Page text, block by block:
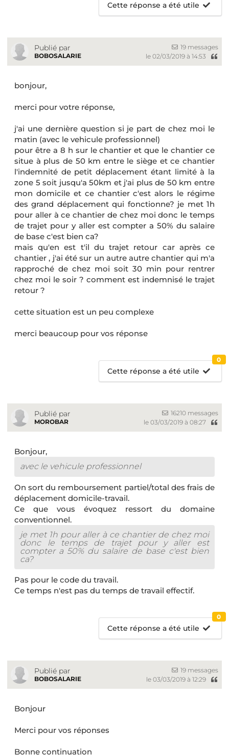
Cette réponse a été utile
Publié par
BOBOSALARIE
19 messages
le 02/03/2019 à 14:53
bonjour,
merci pour votre réponse,
j'ai une dernière question si je part de chez moi le
matin (avec le vehicule professionnel)
pour être a 8 h sur le chantier et que le chantier ce
situe à plus de 50 km entre le siège et ce chantier
l'indemnité de petit déplacement étant limité à la
zone 5 soit jusqu'a 50km et j'ai plus de 50 km entre
mon domicile et ce chantier c'est alors le régime
des grand déplacement qui fonctionne? je met 1h
pour aller à ce chantier de chez moi donc le temps
de trajet pour y aller est compter a 50% du salaire
de base c'est bien ca?
mais qu'en est t'il du trajet retour car après ce
chantier , j'ai été sur un autre autre chantier qui m'a
rapproché de chez moi soit 30 min pour rentrer
chez moi le soir ? comment est indemnisé le trajet
retour ?
cette situation est un peu complexe
merci beaucoup pour vos réponse
Cette réponse a été utile
0
Publié par
MOROBAR
16210 messages
le 03/03/2019 à 08:27
Bonjour,
avec le vehicule professionnel
On sort du remboursement partiel/total des frais de
déplacement domicile-travail.
Ce que vous évoquez ressort du domaine
conventionnel.
je met 1h pour aller à ce chantier de chez moi
donc le temps de trajet pour y aller est
compter a 50% du salaire de base c'est bien
ca?
Pas pour le code du travail.
Ce temps n'est pas du temps de travail effectif.
Cette réponse a été utile
0
Publié par
BOBOSALARIE
19 messages
le 03/03/2019 à 12:29
Bonjour
Merci pour vos réponses
Bonne continuation